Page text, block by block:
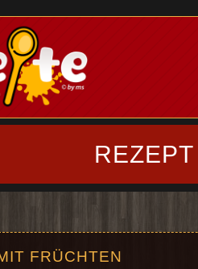
FRÜCHTEN